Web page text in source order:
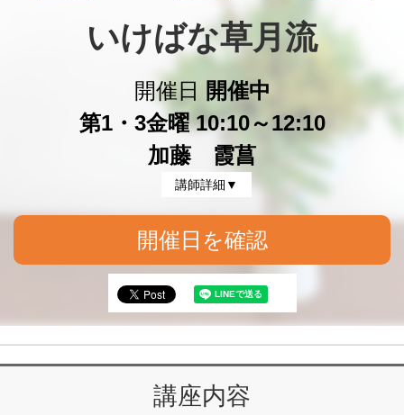
いけばな草月流
開催日
開催中
第1・3金曜 10:10～12:10
加藤 霞菖
講師詳細▼
開催日を確認
講座内容